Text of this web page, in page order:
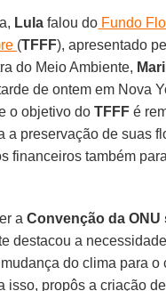
Lula falou do Fundo
(TFFF), apresentado
do Meio Ambiente,
de ontem em Nova
o objetivo doTFFF é
a preservação de suas
financeiros também
aConvenção da ONU
destacou a
do clima para o
isso, propôs a criação